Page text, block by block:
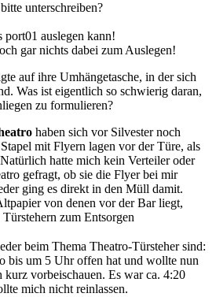
unterschreiben?
port01 auslegen kann!
gar nichts dabei zum Auslegen!
auf ihre Umhängetasche, in der sich
Was ist eigentlich so schwierig daran,
zu formulieren?
haben sich vor Silvester noch
mit Flyern lagen vor der Türe, als
hatte mich kein Verteiler oder
gefragt, ob sie die Flyer bei mir
ging es direkt in den Müll damit.
von denen vor der Bar liegt,
zum Entsorgen
beim Thema Theatro-Türsteher sind:
bis um 5 Uhr offen hat und wollte nun
kurz vorbeischauen. Es war ca. 4:20
mich nicht reinlassen.